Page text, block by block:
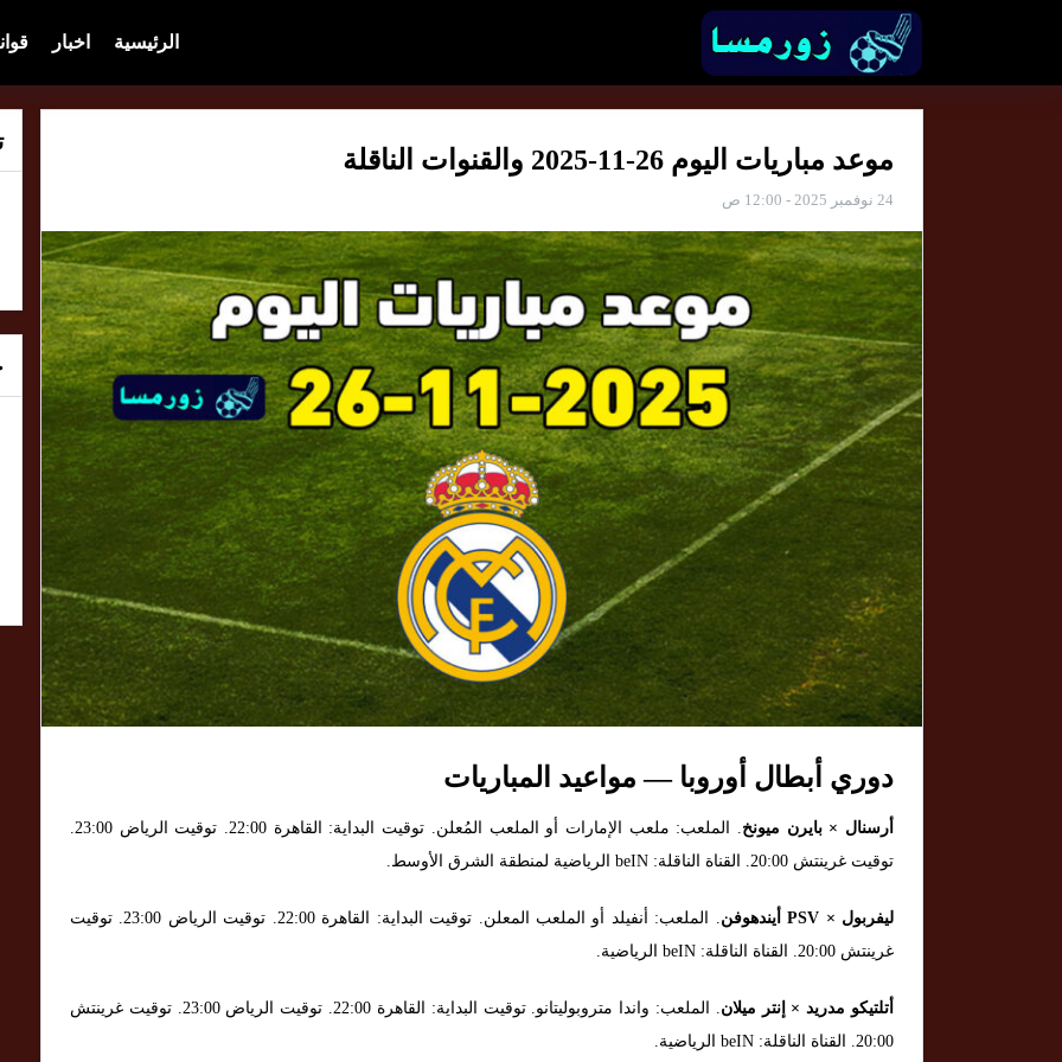
الرئيسية اخبار
موعد مباريات اليوم 26-11-2025 والقنوات الناقلة
24 نوفمبر 2025 - 12:00 ص
دوري أبطال أوروبا — مواعيد المباريات
أرسنال × بايرن ميونخ
. الملعب: ملعب الإمارات أو الملعب المُعلن. توقيت البداية: القاهرة 22:00. توقيت الرياض 23:00.
توقيت غرينتش 20:00. القناة الناقلة: beIN الرياضية لمنطقة الشرق الأوسط.
ليفربول × PSV أيندهوفن
. الملعب: أنفيلد أو الملعب المعلن. توقيت البداية: القاهرة 22:00. توقيت الرياض 23:00. توقيت
غرينتش 20:00. القناة الناقلة: beIN الرياضية.
أتلتيكو مدريد × إنتر ميلان
. الملعب: واندا متروبوليتانو. توقيت البداية: القاهرة 22:00. توقيت الرياض 23:00. توقيت غرينتش
20:00. القناة الناقلة: beIN الرياضية.